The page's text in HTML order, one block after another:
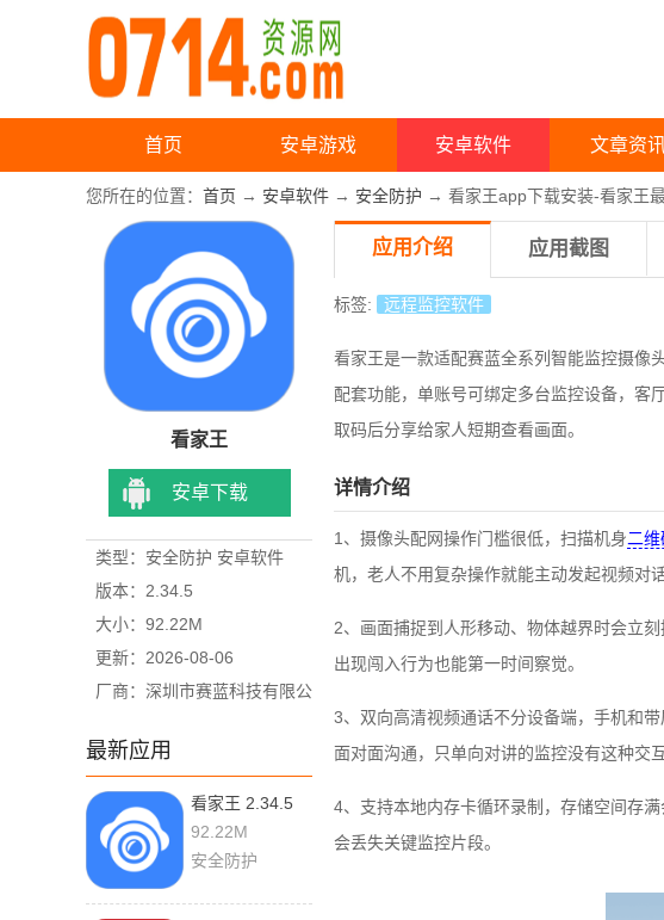
首页 安卓游戏 安卓软件 文章资
您所在的位置： 首页 → 安卓软件 → 安全防护 → 看家王app下载安装-看家王
看家王
安卓下载
类型：安全防护 安卓软件
版本：2.34.5
大小：92.22M
更新：2026-08-06
厂商：深圳市赛蓝科技有限公
最新应用
看家王 2.34.5
官方版
92.22M
安全防护
应用介绍 应用截图
标签: 远程监控软件
看家王是一款适配赛蓝全系列智能监控摄像
配套功能， 单账号可绑定多台监控设备，客
取码后分享给家人短期查看画面。
详情介绍
1、摄像头配网操作门槛很低，扫描机身二
机，老人不用复杂操作就能主动发起视频对话
2、画面捕捉到人形移动、物体越界时会立
出现闯入行为也能第一时间察觉。
3、双向高清视频通话不分设备端，手机和
面对面沟通，只单向对讲的监控没有这种交互
4、支持本地内存卡循环录制，存储空间存
会丢失关键监控片段。